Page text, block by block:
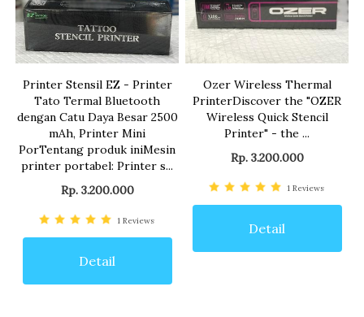
Printer Stensil EZ - Printer
Tato Termal Bluetooth
dengan Catu Daya Besar 2500
mAh, Printer Mini
PorTentang produk iniMesin
printer portabel: Printer s...
Rp. 3.200.000
1 Reviews
Detail
Ozer Wireless Thermal
PrinterDiscover the "OZER
Wireless Quick Stencil
Printer" - the ...
Rp. 3.200.000
1 Reviews
Detail